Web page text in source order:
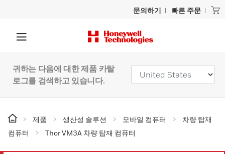
문의하기 빠른 주문
귀하는 다음에 대한 제품 카탈
로그를 검색하고 있습니다.
제품 생산성 솔루션 모바일 컴퓨터
차량 탑재
컴퓨터
Thor VM3A 차량 탑재 컴퓨터